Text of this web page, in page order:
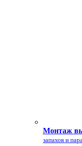
Монтаж
запахов и